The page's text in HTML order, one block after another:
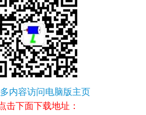
内容访问电脑版主页
击下面下载地址：